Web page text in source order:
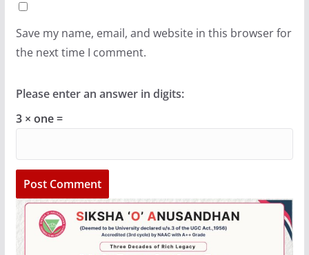
Save my name, email, and website in this browser for
the next time I comment.
Please enter an answer in digits:
3 × one =